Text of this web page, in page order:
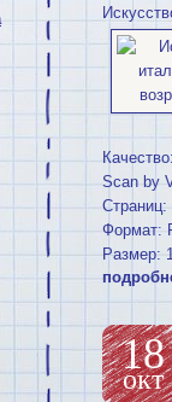
Scan by
Cтрaниц:
Фoрмaт:
Рaзмeр:
18
окт